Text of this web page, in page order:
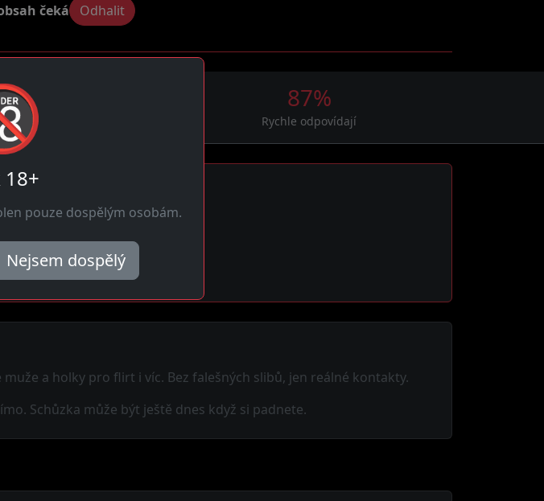
čeká Odhalit
87%
Rychle odpovídají
Začni hned teď!
a holky pro flirt i víc. Bez falešných slibů, jen reálné kontakty.
Schůzka může být ještě dnes když si padnete.
18+
pouze dospělým osobám.
Nejsem dospělý